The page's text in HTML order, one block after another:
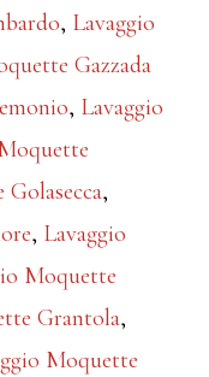
, Lavaggio
Gazzada
, Lavaggio
,
, Lavaggio
Moquette
Grantola,
Moquette